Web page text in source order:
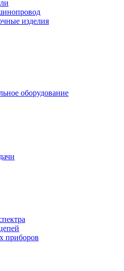
изделия
приборов